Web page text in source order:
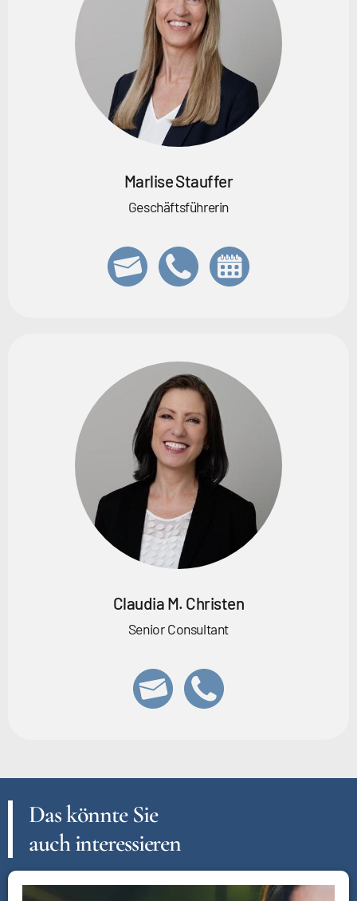
Marlise Stauffer
Geschäftsführerin
Claudia M. Christen
Senior Consultant
Das könnte Sie
auch interessieren